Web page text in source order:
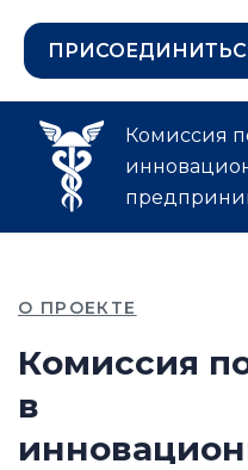
Комиссия
О ПРОЕКТЕ
Комиссия п
в
инновацион